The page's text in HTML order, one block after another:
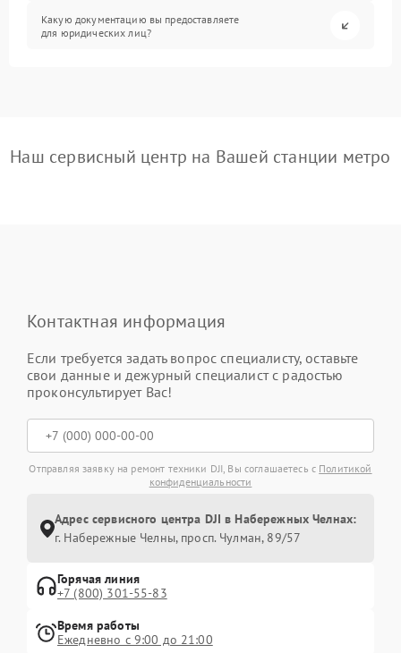
Какую документацию вы предоставляете
для юридических лиц?
Наш сервисный центр на Вашей станции метро
Контактная информация
Если требуется задать вопрос специалисту, оставьте
свои данные и дежурный специалист с радостью
проконсультирует Вас!
Отправляя заявку на ремонт техники DJI, Вы соглашаетесь с Политикой
конфиденциальности
Адрес сервисного центра DJI в Набережных Челнах:
г. Набережные Челны, просп. Чулман, 89/57
Горячая линия
+7 (800) 301-55-83
Время работы
Ежедневно с 9:00 до 21:00